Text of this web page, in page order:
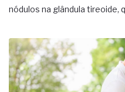
nódulos na glândula tireoide,